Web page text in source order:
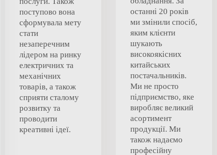
поступово вона
сформувала мету
стати
незаперечним
лідером на ринку
електричних та
механічних
товарів, а також
сприяти сталому
розвитку та
проводити
креативні ідеї.
останні 20 років
ми змінили спосіб,
яким клієнти
шукають
високоякісних
китайських
постачальників.
Ми не просто
підприємство, яке
виробляє великий
асортимент
продукції. Ми
також надаємо
професійну